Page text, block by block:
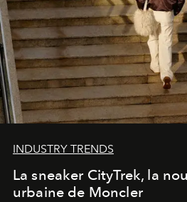
INDUSTRY TRENDS
La sneaker CityTrek, la
urbaine de Moncler